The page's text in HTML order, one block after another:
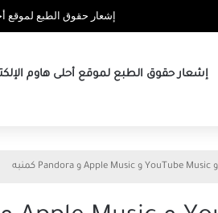
إشعار حقوق الطبع لموقع
إشعار حقوق الطبع لموقع أحلى هاوم